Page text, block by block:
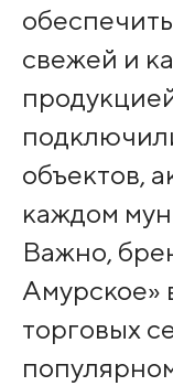
свежей и
объектов,
каждом
Важно,
Амурское»
торговых